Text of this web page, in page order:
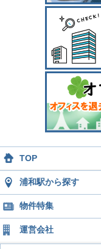
TOP
浦和駅から探す
物件特集
運営会社